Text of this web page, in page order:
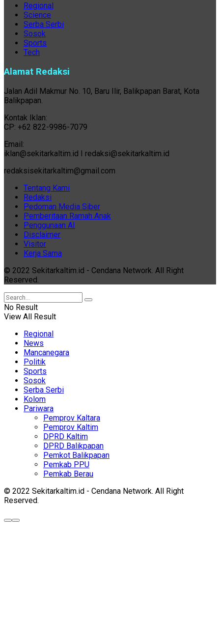
Regional
Science
Serba Serbi
Sosok
Sports
Tech
Alamat Redaksi
Jalan Adil Makmur No. 10, Baru Ilir, Balikpapan Barat, Kota
Balikpapan.
Kontak Iklan:
CP: +62 822-9986-7079
Email:
iklan@sekitarkaltim.id I redaksi@sekitarkaltim.id
redaksisekitarkaltim@gmail.com
Tentang Kami
Redaksi
Pedoman Media Siber
Pemberitaan Ramah Anak
Penggunaan AI
Disclaimer
Visitor
Kerja Sama
© 2022 Sekitarkaltim.id - Cendana Network. All Right
Reserved.
No Result
View All Result
Regional
News
Mancanegara
Politik
Sports
Sosok
Serba Serbi
Kolom
Pariwara
Pemprov Kaltara
Pemprov Kaltim
DPRD Kaltim
DPRD Balikpapan
Pemkot Balikpapan
Pemkab PPU
Pemkab Berau
© 2022 Sekitarkaltim.id - Cendana Network. All Right
Reserved.